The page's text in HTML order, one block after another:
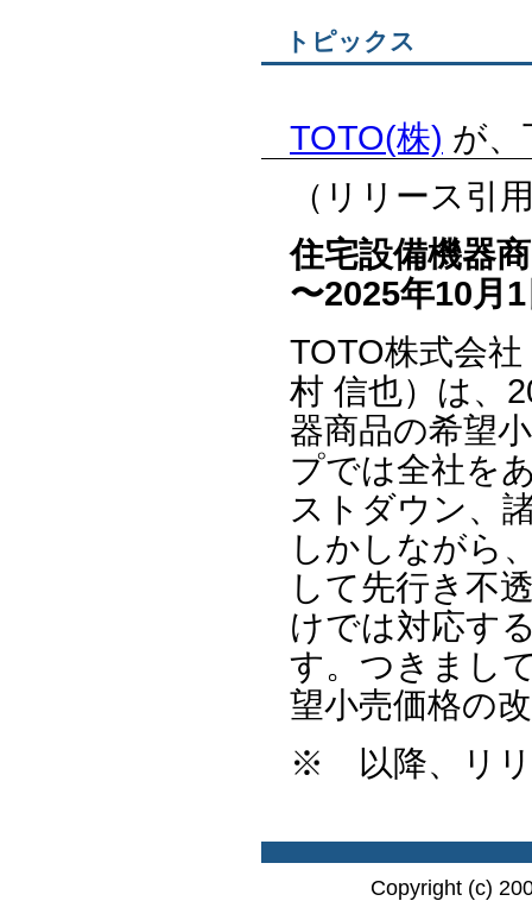
トピックス
TOTO(株) が
（リリース引
住宅設備機器
〜2025年10月
TOTO株式会
村 信也）は、
器商品の希望
プでは全社を
ストダウン、
しかしながら
して先行き不
けでは対応す
す。つきまし
望小売価格の
※ 以降、リリ
Copyright (c)